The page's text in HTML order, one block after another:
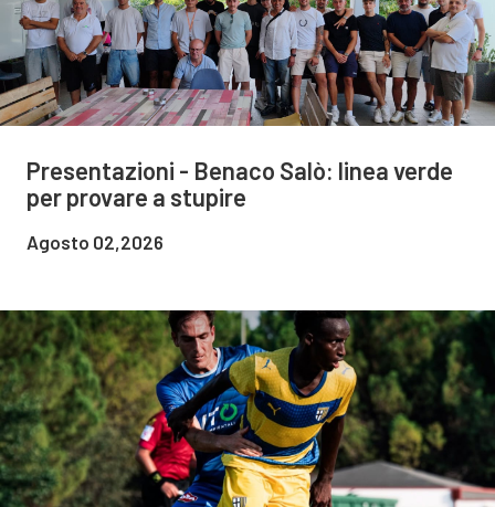
Presentazioni - Benaco Salò: linea verde
per provare a stupire
Agosto 02,2026